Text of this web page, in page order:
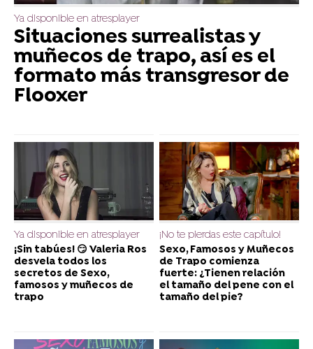
Ya disponible en atresplayer
Situaciones surrealistas y
muñecos de trapo, así es el
formato más transgresor de
Flooxer
Ya disponible en atresplayer
¡Sin tabúes! 😏​ Valeria Ros
desvela todos los
secretos de Sexo,
famosos y muñecos de
trapo
¡No te pierdas este capítulo!
Sexo, Famosos y Muñecos
de Trapo comienza
fuerte: ¿Tienen relación
el tamaño del pene con el
tamaño del pie?